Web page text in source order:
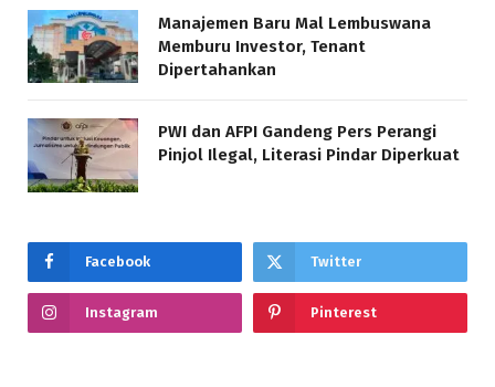
Manajemen Baru Mal Lembuswana
Memburu Investor, Tenant
Dipertahankan
PWI dan AFPI Gandeng Pers Perangi
Pinjol Ilegal, Literasi Pindar Diperkuat
Facebook Twitter
Instagram Pinterest